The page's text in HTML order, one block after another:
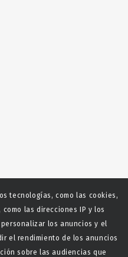
Centro Español del Centro
tecnologías, como las cookies,
las direcciones IP y los
los anuncios y el
el rendimiento de los anuncios
sobre las audiencias que